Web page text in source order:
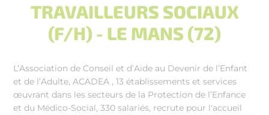
TRAVAILLEURS SOCIAUX
(F/H) - LE MANS (72)
L’Association de Conseil et d’Aide au Devenir de l’Enfant
et de l’Adulte, ACADEA , 13 établissements et services
œuvrant dans les secteurs de la Protection de l’Enfance
et du Médico-Social, 330 salariés, recrute pour l'accueil